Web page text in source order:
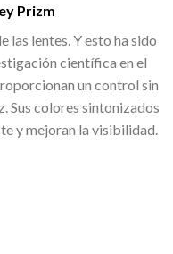
Prizm
las lentes. Y esto ha sido
científica en el
un control sin
Sus colores sintonizados
y mejoran la visibilidad.